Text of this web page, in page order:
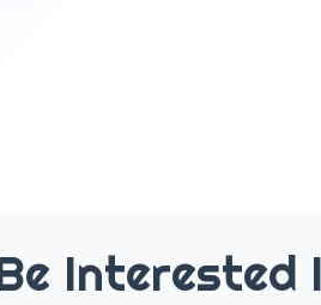
Interested